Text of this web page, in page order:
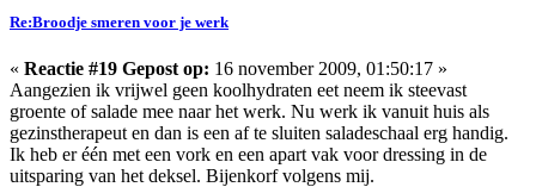
Re:Broodje smeren voor je werk
« Reactie #19 Gepost op: 16 november 2009, 01:50:17 »
Aangezien ik vrijwel geen koolhydraten eet neem ik steevast
groente of salade mee naar het werk. Nu werk ik vanuit huis als
gezinstherapeut en dan is een af te sluiten saladeschaal erg handig.
Ik heb er één met een vork en een apart vak voor dressing in de
uitsparing van het deksel. Bijenkorf volgens mij.